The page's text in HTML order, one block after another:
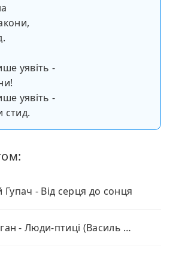
уявіть -
уявіть -
стид.
- Від серця до сонця
Гуцул Хуліган - Люди-птиці (Василь Мельникович)